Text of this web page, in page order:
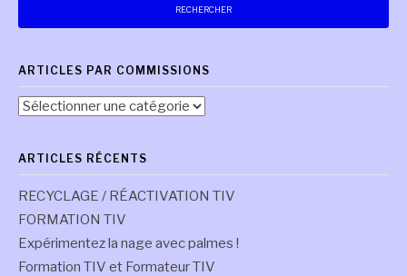
ARTICLES PAR COMMISSIONS
Articles
ARTICLES RÉCENTS
RECYCLAGE / RÉACTIVATION TIV
FORMATION TIV
Expérimentez la nage avec palmes !
Formation TIV et Formateur TIV